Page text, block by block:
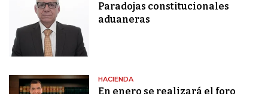
Paradojas constitucionales
aduaneras
HACIENDA
En enero se realizará el foro